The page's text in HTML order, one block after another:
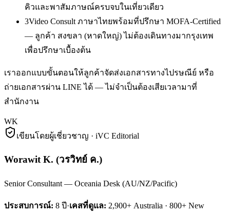
คิวและพาสัมภาษณ์ครบจบในเที่ยวเดียว
3Video Consult ภาษาไทยพร้อมที่ปรึกษา MOFA-Certified
— ลูกค้า สงขลา (หาดใหญ่) ไม่ต้องเดินทางมากรุงเทพ
เพื่อปรึกษาเบื้องต้น
เราออกแบบขั้นตอนให้ลูกค้าจัดส่งเอกสารทางไปรษณีย์ หรือ
ถ่ายเอกสารผ่าน LINE ได้ — ไม่จำเป็นต้องเสียเวลามาที่
สำนักงาน
WK
เขียนโดยผู้เชี่ยวชาญ · iVC Editorial
Worawit K. (วรวิทย์ ค.)
Senior Consultant — Oceania Desk (AU/NZ/Pacific)
ประสบการณ์: 8 ปี·เคสที่ดูแล: 2,900+ Australia · 800+ New